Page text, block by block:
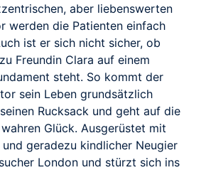
aber liebenswerten
werden die Patienten einfach
ist er sich nicht sicher, ob
Freundin Clara auf einem
steht. So kommt der
sein Leben grundsätzlich
Rucksack und geht auf die
Glück. Ausgerüstet mit
geradezu kindlicher Neugier
London und stürzt sich ins